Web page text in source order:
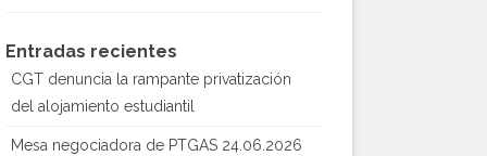
Entradas recientes
CGT denuncia la rampante privatización
del alojamiento estudiantil
Mesa negociadora de PTGAS 24.06.2026